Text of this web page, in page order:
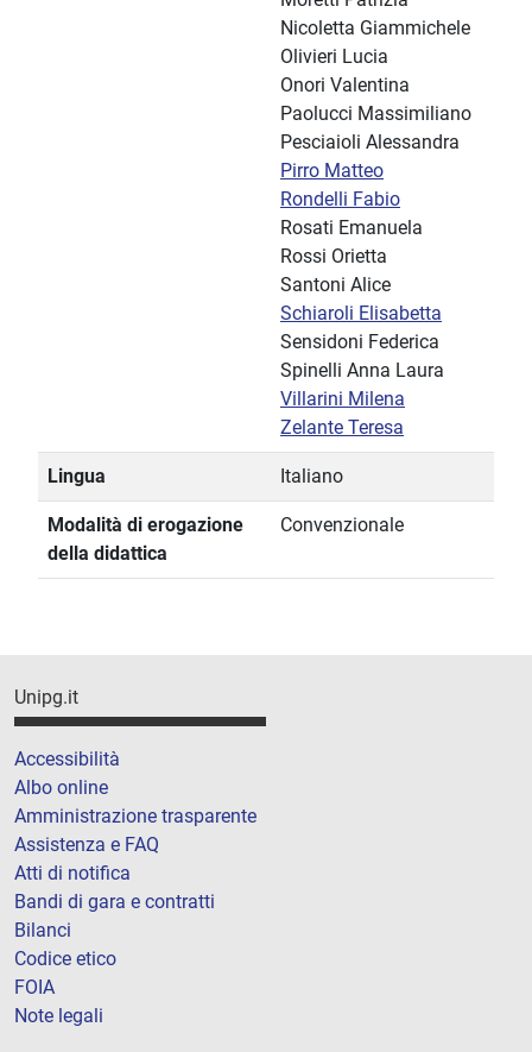
Nicoletta Giammichele
Olivieri Lucia
Onori Valentina
Paolucci Massimiliano
Pesciaioli Alessandra
Pirro Matteo
Rondelli Fabio
Rosati Emanuela
Rossi Orietta
Santoni Alice
Schiaroli Elisabetta
Sensidoni Federica
Spinelli Anna Laura
Villarini Milena
Zelante Teresa
Lingua Italiano
Modalità di erogazione
della didattica
Convenzionale
Unipg.it
Accessibilità
Albo online
Amministrazione trasparente
Assistenza e FAQ
Atti di notifica
Bandi di gara e contratti
Bilanci
Codice etico
FOIA
Note legali